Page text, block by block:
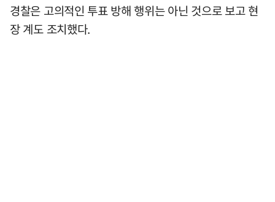
경찰은 고의적인 투표 방해 행위는 아닌 것으로 보고 현
장 계도 조치했다.